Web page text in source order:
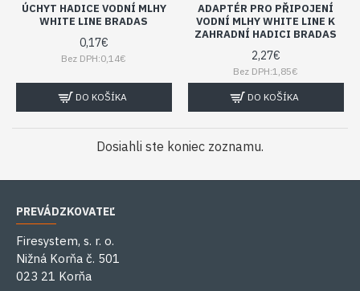
ÚCHYT HADICE VODNÍ MLHY
WHITE LINE BRADAS
0,17€
Bez DPH:0,14€
DO KOŠÍKA
ADAPTÉR PRO PŘIPOJENÍ
VODNÍ MLHY WHITE LINE K
ZAHRADNÍ HADICI BRADAS
2,27€
Bez DPH:1,85€
DO KOŠÍKA
Dosiahli ste koniec zoznamu.
PREVÁDZKOVATEĽ
Firesystem, s. r. o.
Nižná Korňa č. 501
023 21 Korňa